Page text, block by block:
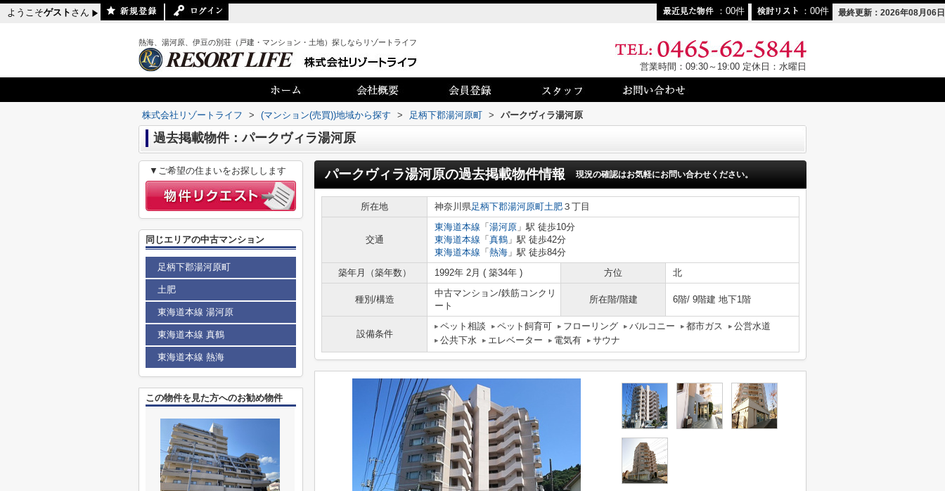
ようこそゲスト さん 00 00 最終更新：2026年08月06日
熱海、湯河原、伊豆の別荘（戸建・マンション・土地）探しならリゾートライフ
営業時間：09:30～19:00 定休日：水曜日
株式会社リゾートライフ > (マンション(売買))地域から探す > 足柄下郡湯河原町 > パークヴィラ湯河原
過去掲載物件：パークヴィラ湯河原
パークヴィラ湯河原の過去掲載物件情報 現況の確認はお気軽にお問い合わせください。
所在地 神奈川県足柄下郡湯河原町土肥 ３丁目
交通
東海道本線 「 湯河原 」駅 徒歩10分
東海道本線 「 真鶴 」駅 徒歩42分
東海道本線 「 熱海 」駅 徒歩84分
築年月（築年数）
1992年 2月 ( 築34年 ) 方位 北
種別/構造
中古マンション/鉄筋コンクリ
ート
所在階/階建 6階/ 9階建 地下1階
設備条件
ペット相談 ペット飼育可 フローリング バルコニー 都市ガス
公営水道
公共下水
エレベーター 電気有 サウナ
▼ご希望の住まいをお探しします
同じエリアの中古マンション
足柄下郡湯河原町
土肥
東海道本線 湯河原
東海道本線 真鶴
東海道本線 熱海
この物件を見た方へのお勧め物件